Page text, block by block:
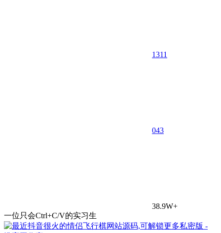
1311
043
38.9W+
一位只会Ctrl+C/V的实习生